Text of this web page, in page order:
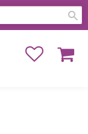
Favoriter